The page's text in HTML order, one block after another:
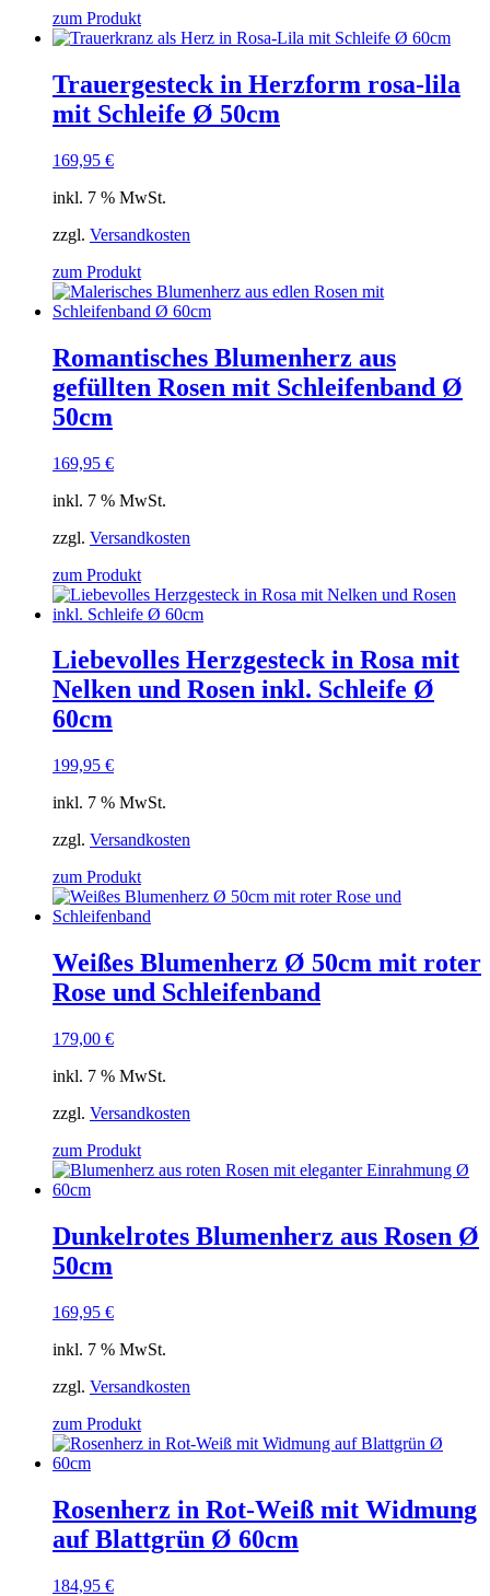
zum Produkt
Trauergesteck in Herzform rosa-lila
mit Schleife Ø 50cm
169,95 €
inkl. 7 % MwSt.
zzgl. Versandkosten
zum Produkt
Romantisches Blumenherz aus
gefüllten Rosen mit Schleifenband Ø
50cm
169,95 €
inkl. 7 % MwSt.
zzgl. Versandkosten
zum Produkt
Liebevolles Herzgesteck in Rosa mit
Nelken und Rosen inkl. Schleife Ø
60cm
199,95 €
inkl. 7 % MwSt.
zzgl. Versandkosten
zum Produkt
Weißes Blumenherz Ø 50cm mit roter
Rose und Schleifenband
179,00 €
inkl. 7 % MwSt.
zzgl. Versandkosten
zum Produkt
Dunkelrotes Blumenherz aus Rosen Ø
50cm
169,95 €
inkl. 7 % MwSt.
zzgl. Versandkosten
zum Produkt
Rosenherz in Rot-Weiß mit Widmung
auf Blattgrün Ø 60cm
184,95 €